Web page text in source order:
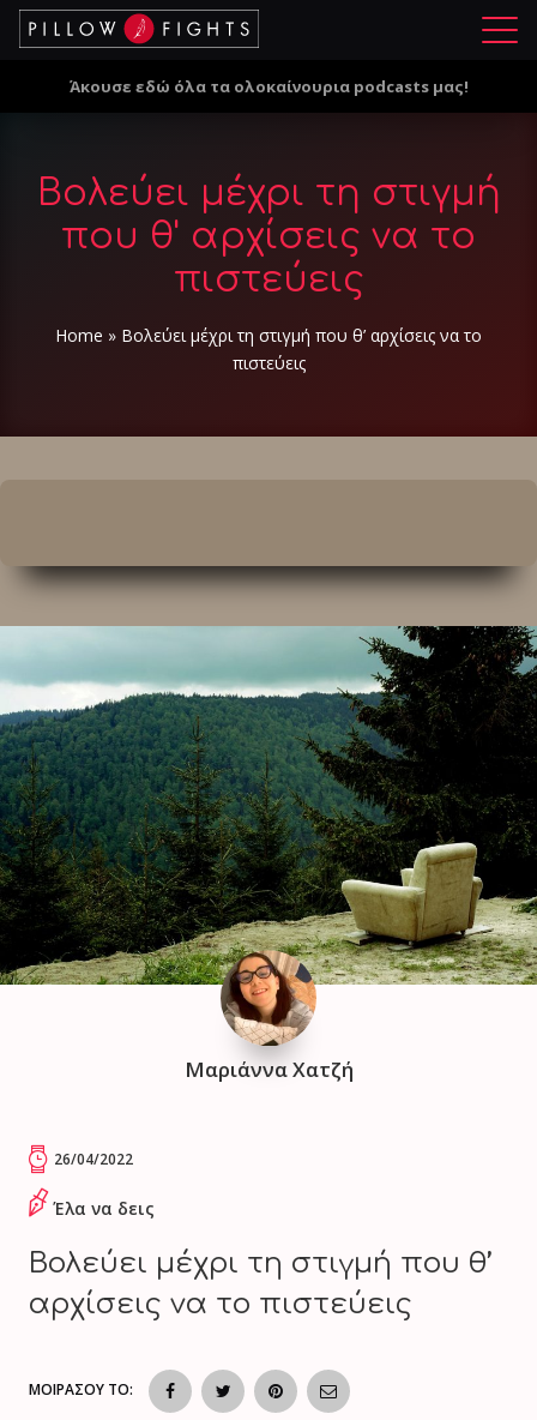
Μ
ο
Άκουσε εδώ όλα τα ολοκαίνουρια podcasts μας!
Βολεύει μέχρι τη στιγμή
που θ' αρχίσεις να το
πιστεύεις
Home » Βολεύει μέχρι τη στιγμή που θ’ αρχίσεις να το
πιστεύεις
Μαριάννα Χατζή
26/04/2022
Έλα να δεις
Βολεύει μέχρι τη στιγμή που θ’
αρχίσεις να το πιστεύεις
ΜΟΙΡΑΣΟΥ ΤΟ: